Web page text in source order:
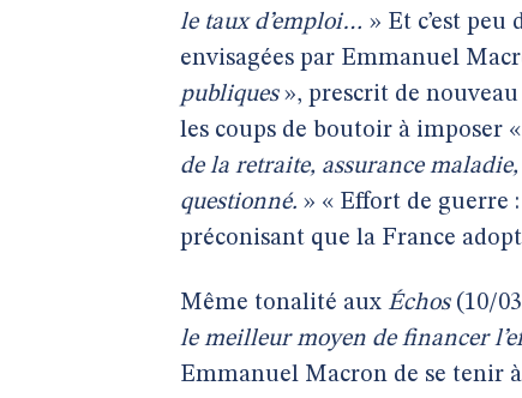
le taux d’emploi… » Et c’est
envisagées par Emmanuel
publiques», prescrit de
les coups de boutoir à imposer «
de la retraite, assurance
questionné. » « Effort de guerre
préconisant que la France
Même tonalité aux Échos(10/
le meilleur moyen de financer
Emmanuel Macron de se tenir